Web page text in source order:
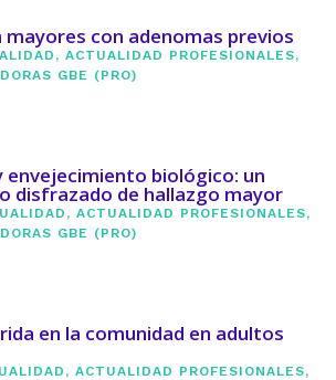
mayores con adenomas previos
,ACTUALIDAD PROFESIONALES,
GBE (PRO)
biológico: un
disfrazado de hallazgo mayor
,ACTUALIDAD PROFESIONALES,
GBE (PRO)
en la comunidad en adultos
,ACTUALIDAD PROFESIONALES,